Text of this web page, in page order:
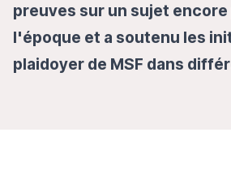
preuves sur un sujet encore
l'époque et a soutenu les
plaidoyer de MSF dans